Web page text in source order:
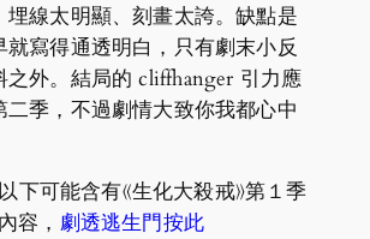
埋線太明顯、刻畫太誇。缺點是
就寫得通透明白，只有劇末小反
之外。結局的 cliffhanger 引力應
二季，不過劇情大致你我都心中
下可能含有《生化大殺戒》第１季
內容， 劇透逃生門按此